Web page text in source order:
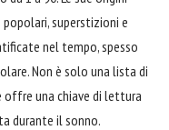
superstizioni e
nel tempo, spesso
Non è solo una lista di
offre una chiave di lettura
durante il sonno.